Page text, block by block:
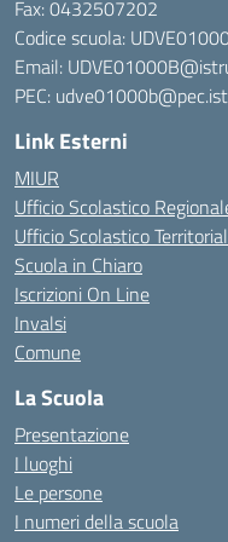
Fax: 0432507202
Codice scuola:
Email:
PEC:
Link Esterni
MIUR
Ufficio Scolastico
Ufficio Scolastico
Scuola in Chiaro
Iscrizioni On Line
Invalsi
Comune
La Scuola
Presentazione
I luoghi
Le persone
I numeri della scuola